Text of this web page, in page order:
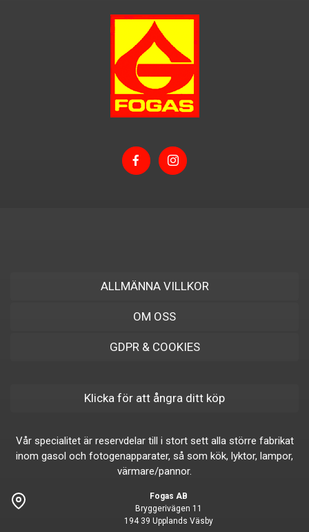
ALLMÄNNA VILLKOR
OM OSS
GDPR & COOKIES
Klicka för att ångra ditt köp
Vår specialitet är reservdelar till i stort sett alla större fabrikat
inom gasol och fotogenapparater, så som kök, lyktor, lampor,
värmare/pannor.
Fogas AB
Bryggerivägen 11
194 39 Upplands Väsby